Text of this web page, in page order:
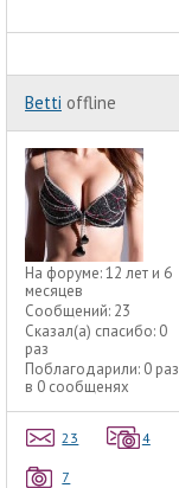
Betti offline
На форуме:12 лет и 6
месяцев
Сообщений: 23
Сказал(а) спасибо: 0
раз
Поблагодарили: 0 раз
в 0 сообщенях
23 4
7